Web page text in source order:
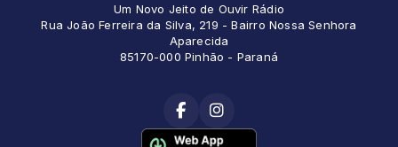
Um Novo Jeito de Ouvir Rádio
Rua João Ferreira da Silva, 219 - Bairro Nossa Senhora
Aparecida
85170-000 Pinhão - Paraná